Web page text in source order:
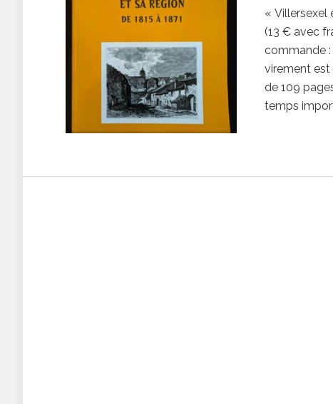
« Villersexel
(13 € avec
commande :
virement est
de 109
temps